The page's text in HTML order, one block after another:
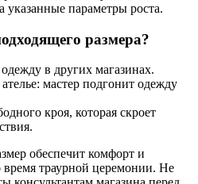
параметры роста.
размера?
в других магазинах.
мастер подгонит одежду
кроя, которая скроет
обеспечит комфорт и
траурной церемонии. Не